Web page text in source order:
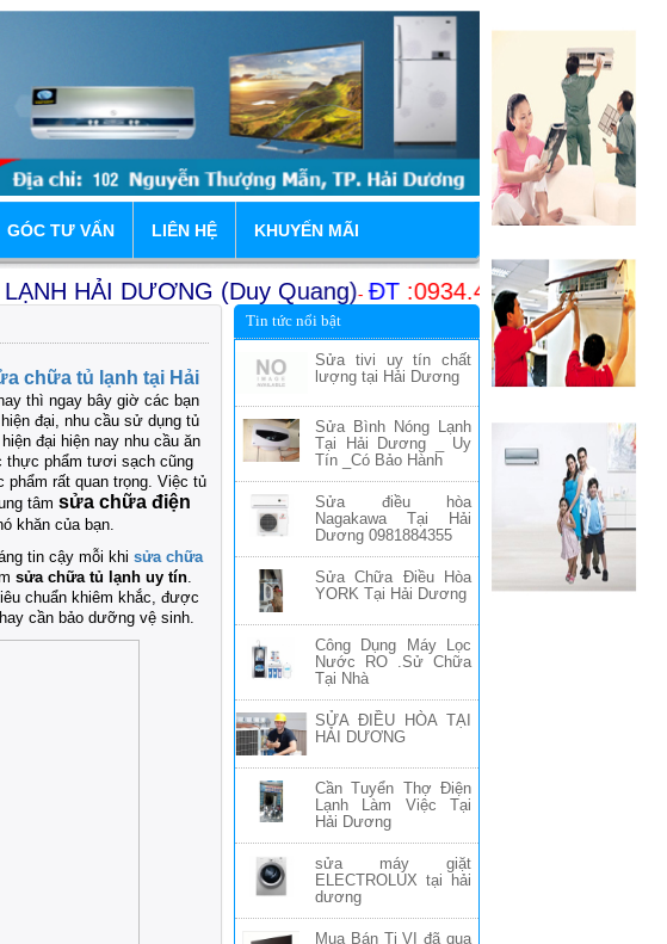
GÓC TƯ VẤN LIÊN HỆ KHUYẾN MÃI
HẢI DƯƠNG (Duy Quang)- ĐT:0934.456.239 Chuyên sửa
Khu Khu Đô Thị Mới, Tuệ Tĩnh -Điện
chữa tủ lạnh tại Hải
thì ngay bây giờ các bạn
đại, nhu cầu sử dụng tủ
đại hiện nay nhu cầu ăn
thực phẩm tươi sạch cũng
rất quan trọng. Việc tủ
tâm sửa chữa điện
khăn của bạn.
tin cậy mỗi khi sửa chữa
sửa chữa tủ lạnh uy tín
chuẩn khiêm khắc, được
cần bảo dưỡng vệ sinh.
Tin tức nổi bật
Sửa tivi uy tín chất
lượng tại Hải Dương
Sửa Bình Nóng Lạnh
Tại Hải Dương _ Uy
Tín _Có Bảo Hành
Sửa điều hòa
Nagakawa Tại Hải
Dương 0981884355
Sửa Chữa Điều Hòa
YORK Tại Hải Dương
Công Dụng Máy Lọc
Nước RO .Sử Chữa
Tại Nhà
SỬA ĐIỀU HÒA TẠI
HẢI DƯƠNG
Cần Tuyển Thợ Điện
Lạnh Làm Việc Tại
Hải Dương
sửa máy giặt
ELECTROLUX tại hải
dương
Mua Bán Ti VI đã qua